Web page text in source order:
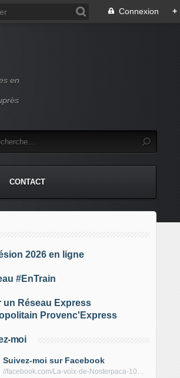
Connexion +
en
CONTACT
2026 en ligne
#EnTrain
un Réseau Express
Provenc'Express
moi
Suivez-moi sur Facebook
//facebook.com/La-voix-de-Nosterpaca-106434384284735